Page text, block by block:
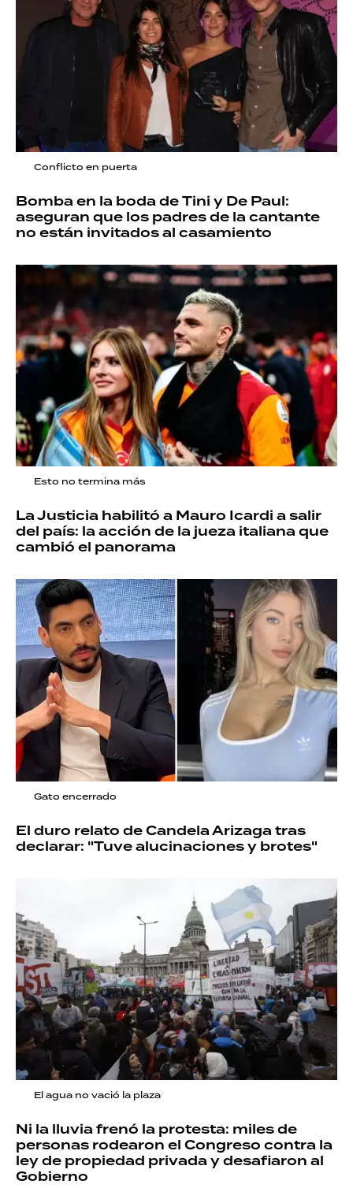
Conflicto en puerta
Bomba en la boda de Tini y De Paul:
aseguran que los padres de la cantante
no están invitados al casamiento
Esto no termina más
La Justicia habilitó a Mauro Icardi a salir
del país: la acción de la jueza italiana que
cambió el panorama
Gato encerrado
El duro relato de Candela Arizaga tras
declarar: "Tuve alucinaciones y brotes"
El agua no vació la plaza
Ni la lluvia frenó la protesta: miles de
personas rodearon el Congreso contra la
ley de propiedad privada y desafiaron al
Gobierno